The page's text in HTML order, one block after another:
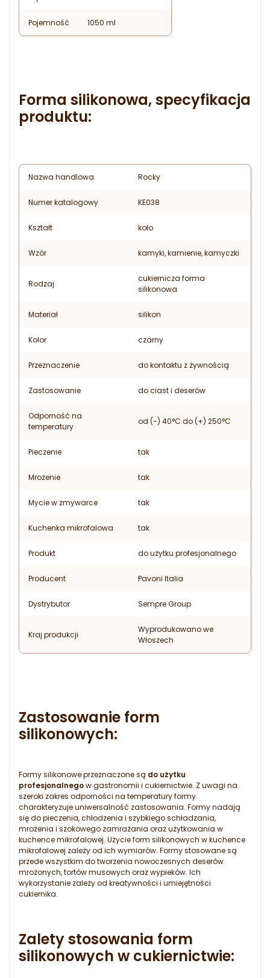
Pojemność 1050 ml
Forma silikonowa, specyfikacja
produktu:
Nazwa handlowa Rocky
Numer katalogowy KE038
Kształt koło
Wzór kamyki, kamienie, kamyczki
Rodzaj
cukiernicza forma
silikonowa
Materiał silikon
Kolor czarny
Przeznaczenie do kontaktu z żywnością
Zastosowanie do ciast i deserów
Odporność na
temperatury
od (-) 40°C do (+) 250°C
Pieczenie tak
Mrożenie tak
Mycie w zmywarce tak
Kuchenka mikrofalowa tak
Produkt do użytku profesjonalnego
Producent Pavoni Italia
Dystrybutor Sempre Group
Kraj produkcji
Wyprodukowano we
Włoszech
Zastosowanie form
silikonowych:
Formy silikonowe przeznaczone są do użytku
profesjonalnegow gastronomii i cukiernictwie. Z uwagi na
szeroki zakres odporności na temperatury formy
charakteryzuje uniwersalność zastosowania. Formy nadają
się do pieczenia, chłodzenia i szybkiego schładzania,
mrożenia i szokowego zamrażania oraz użytkowania w
kuchence mikrofalowej. Użycie form silikonowych w kuchence
mikrofalowej zależy od ich wymiarów. Formy stosowane są
przede wszystkim do tworzenia nowoczesnych deserów
mrożonych, tortów musowych oraz wypieków. Ich
wykorzystanie zależy od kreatywności i umiejętności
cukiernika.
Zalety stosowania form
silikonowych w cukiernictwie: